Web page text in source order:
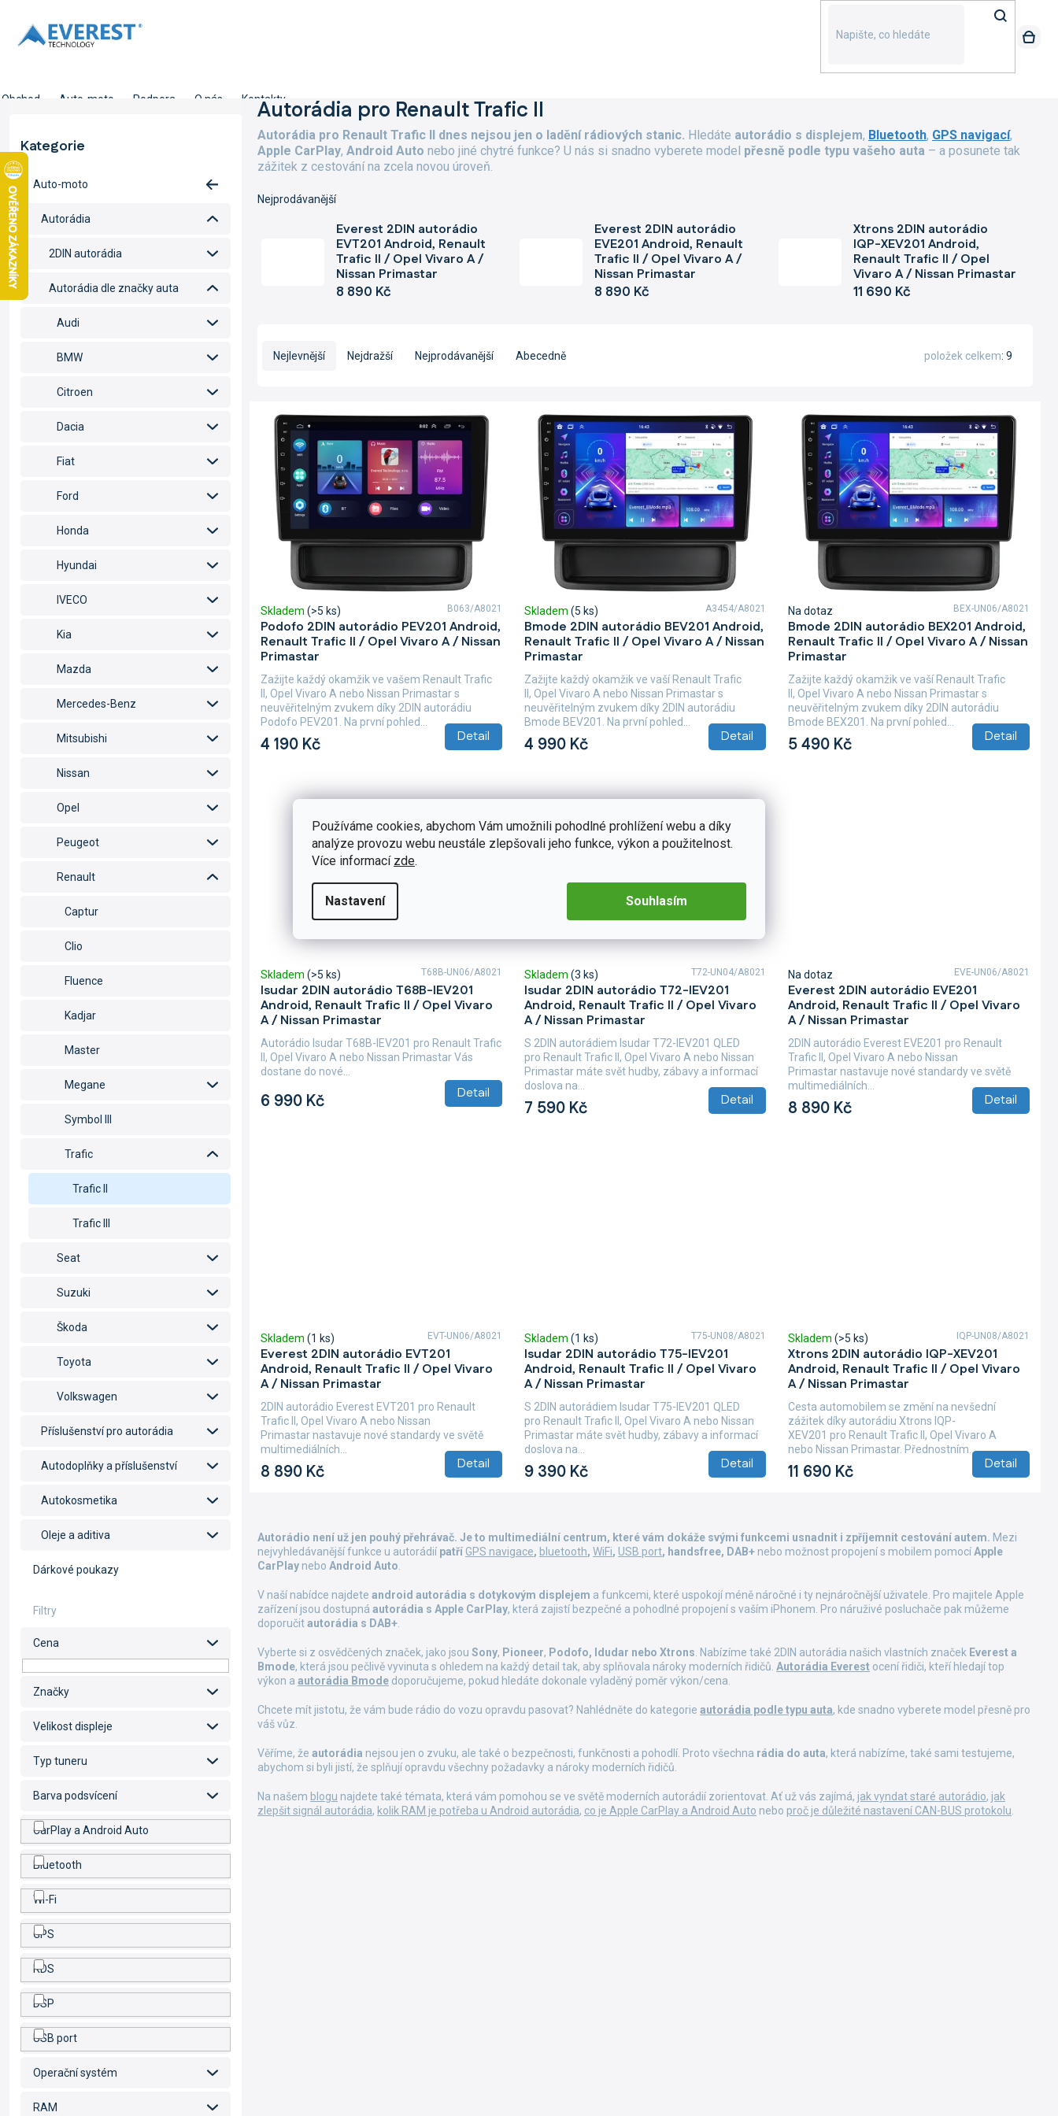
Používáme cookies, abychom Vám umožnili pohodlné prohlížení webu a díky
analýze provozu webu neustále zlepšovali jeho funkce, výkon a použitelnost.
Více informací zde.
Nastavení Souhlasím
obsah
Obchod Auto-moto Podpora O nás Kontakty
t
r
a
n
n
í
p
a
n
Přeskočit
kategorie
Kategorie
Auto-moto
Autorádia
2DIN autorádia
Autorádia dle značky auta
Audi
BMW
Citroen
Dacia
Fiat
Ford
Honda
Hyundai
IVECO
Kia
Mazda
Mercedes-Benz
Mitsubishi
Nissan
Opel
Peugeot
Renault
Captur
Clio
Fluence
Kadjar
Master
Megane
Symbol III
Trafic
Trafic II
Trafic III
Seat
Suzuki
Škoda
Toyota
Volkswagen
Příslušenství pro autorádia
Autodoplňky a příslušenství
Autokosmetika
Oleje a aditiva
Dárkové poukazy
Cena
Značky
Velikost displeje
Typ tuneru
Barva podsvícení
CarPlay a Android Auto
Bluetooth
Wi-Fi
GPS
RDS
DSP
USB port
Operační systém
RAM
Autorádia pro Renault Trafic II
Autorádia pro Renault Trafic II dnes nejsou jen o ladění rádiových stanic. Hledáte autorádio s displejem, Bluetooth, GPS navigací,
Apple CarPlay, Android Auto nebo jiné chytré funkce? U nás si snadno vyberete model přesně podle typu vašeho auta – a posunete tak
zážitek z cestování na zcela novou úroveň.
Nejprodávanější
Everest 2DIN autorádio
EVT201 Android, Renault
Trafic II / Opel Vivaro A /
Nissan Primastar
8 890 Kč
Everest 2DIN autorádio
EVE201 Android, Renault
Trafic II / Opel Vivaro A /
Nissan Primastar
8 890 Kč
Xtrons 2DIN autorádio
IQP-XEV201 Android,
Renault Trafic II / Opel
Vivaro A / Nissan Primastar
11 690 Kč
Nejlevnější Nejdražší Nejprodávanější Abecedně 9
položek celkem
ů
Podofo 2DIN autorádio PEV201 Android,
Renault Trafic II / Opel Vivaro A / Nissan
Primastar
Skladem (>5 ks)
4 190 Kč Detail
Zažijte každý okamžik ve vašem Renault Trafic
II, Opel Vivaro A nebo Nissan Primastar s
neuvěřitelným zvukem díky 2DIN autorádiu
Podofo PEV201. Na první pohled...
B063/A8021
Bmode 2DIN autorádio BEV201 Android,
Renault Trafic II / Opel Vivaro A / Nissan
Primastar
Skladem (5 ks)
4 990 Kč Detail
Zažijte každý okamžik ve vaší Renault Trafic
II, Opel Vivaro A nebo Nissan Primastar s
neuvěřitelným zvukem díky 2DIN autorádiu
Bmode BEV201. Na první pohled...
A3454/A8021
Bmode 2DIN autorádio BEX201 Android,
Renault Trafic II / Opel Vivaro A / Nissan
Primastar
Na dotaz
5 490 Kč Detail
Zažijte každý okamžik ve vaší Renault Trafic
II, Opel Vivaro A nebo Nissan Primastar s
neuvěřitelným zvukem díky 2DIN autorádiu
Bmode BEX201. Na první pohled...
BEX-UN06/A8021
Isudar 2DIN autorádio T68B-IEV201
Android, Renault Trafic II / Opel Vivaro
A / Nissan Primastar
Skladem (>5 ks)
6 990 Kč Detail
Autorádio Isudar T68B-IEV201 pro Renault Trafic
II, Opel Vivaro A nebo Nissan Primastar Vás
dostane do nové...
T68B-UN06/A8021
Isudar 2DIN autorádio T72-IEV201
Android, Renault Trafic II / Opel Vivaro
A / Nissan Primastar
Skladem (3 ks)
7 590 Kč Detail
S 2DIN autorádiem Isudar T72-IEV201 QLED
pro Renault Trafic II, Opel Vivaro A nebo Nissan
Primastar máte svět hudby, zábavy a informací
doslova na...
T72-UN04/A8021
Everest 2DIN autorádio EVE201
Android, Renault Trafic II / Opel Vivaro
A / Nissan Primastar
Na dotaz
8 890 Kč Detail
2DIN autorádio Everest EVE201 pro Renault
Trafic II, Opel Vivaro A nebo Nissan
Primastar nastavuje nové standardy ve světě
multimediálních...
EVE-UN06/A8021
Everest 2DIN autorádio EVT201
Android, Renault Trafic II / Opel Vivaro
A / Nissan Primastar
Skladem (1 ks)
8 890 Kč Detail
2DIN autorádio Everest EVT201 pro Renault
Trafic II, Opel Vivaro A nebo Nissan
Primastar nastavuje nové standardy ve světě
multimediálních...
EVT-UN06/A8021
Isudar 2DIN autorádio T75-IEV201
Android, Renault Trafic II / Opel Vivaro
A / Nissan Primastar
Skladem (1 ks)
9 390 Kč Detail
S 2DIN autorádiem Isudar T75-IEV201 QLED
pro Renault Trafic II, Opel Vivaro A nebo Nissan
Primastar máte svět hudby, zábavy a informací
doslova na...
T75-UN08/A8021
Xtrons 2DIN autorádio IQP-XEV201
Android, Renault Trafic II / Opel Vivaro
A / Nissan Primastar
Skladem (>5 ks)
11 690 Kč Detail
Cesta automobilem se změní na nevšední
zážitek díky autorádiu Xtrons IQP-
XEV201 pro Renault Trafic II, Opel Vivaro A
nebo Nissan Primastar. Přednostním...
IQP-UN08/A8021
v
l
á
a
c
í
r
v
k
v
i
s
Autorádio není už jen pouhý přehrávač. Je to multimediální centrum, které vám dokáže svými funkcemi usnadnit i zpříjemnit cestování autem. Mezi
nejvyhledávanější funkce u autorádií patří GPS navigace, bluetooth, WiFi, USB port, handsfree, DAB+ nebo možnost propojení s mobilem pomocíApple
CarPlay nebo Android Auto
V naší nabídce najdete android autorádia s dotykovým displejem a funkcemi, které uspokojí méně náročné i ty nejnáročnější uživatele. Pro majitele Apple
zařízení jsou dostupná autorádia s Apple CarPlay, která zajistí bezpečné a pohodlné propojení s vaším iPhonem. Pro náruživé posluchače pak můžeme
doporučitautorádia s DAB+
Vyberte si z osvědčených značek, jako jsou Sony, Pioneer, Podofo, Idudar nebo Xtrons . Nabízíme také 2DIN autorádia našich vlastních značek Everest a
Bmode, která jsou pečlivě vyvinuta s ohledem na každý detail tak, aby splňovala nároky moderních řidičů. Autorádia Everest ocení řidiči, kteří hledají top
výkon a autorádia Bmode doporučujeme, pokud hledáte dokonale vyladěný poměr výkon/cena.
Chcete mít jistotu, že vám bude rádio do vozu opravdu pasovat? Nahlédněte do kategorie autorádia podle typu auta, kde snadno vyberete model přesně pro
váš vůz.
Věříme, že autorádia nejsou jen o zvuku, ale také o bezpečnosti, funkčnosti a pohodlí. Proto všechna rádia do auta, která nabízíme, také sami testujeme,
abychom si byli jistí, že splňují opravdu všechny požadavky a nároky moderních řidičů.
Na našem blogu najdete také témata, která vám pomohou se ve světě moderních autorádií zorientovat. Ať už vás zajímá, jak vyndat staré autorádio, jak
zlepšit signál autorádia, kolik RAM je potřeba u Android autorádia, co je Apple CarPlay a Android Auto nebo proč je důležité nastavení CAN-BUS protokolu